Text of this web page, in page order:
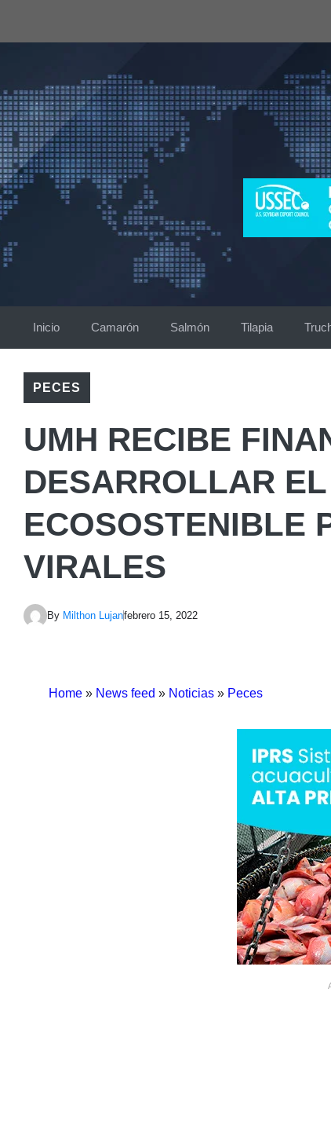
Inicio Camarón Salmón Tilapia
PECES
UMH RECIBE
DESARROLLAR
ECOSOSTENIBLE
VIRALES
By Milthon Lujanfebrero 15, 2022
Home » News feed » Noticias » Peces